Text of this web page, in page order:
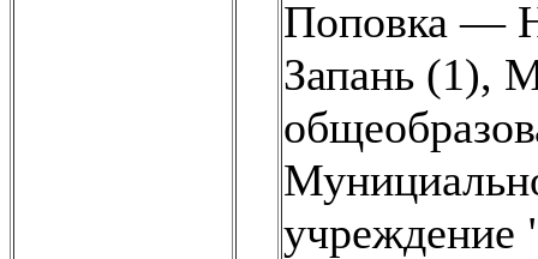
Поповка —
Запань (1),
учреждение